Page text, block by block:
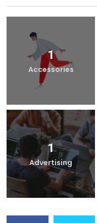
1
Accessories
1
Advertising